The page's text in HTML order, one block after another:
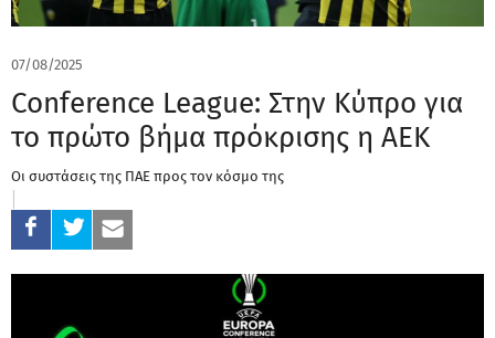
07/08/2025
Conference League: Στην Κύπρο για
το πρώτο βήμα πρόκρισης η ΑΕΚ
Οι συστάσεις της ΠΑΕ προς τον κόσμο της